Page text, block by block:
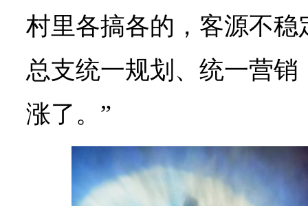
村里各搞各的，客源不
总支统一规划、统一营
涨了。”